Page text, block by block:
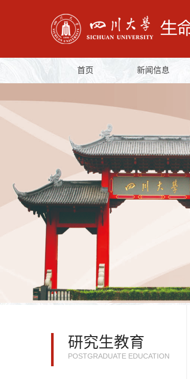
首页 新闻信息
研究生教育
POSTGRADUATE EDUCATION